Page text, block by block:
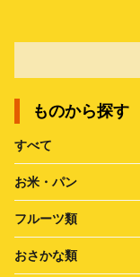
ものから探す
すべて
お米・パン
フルーツ類
おさかな類